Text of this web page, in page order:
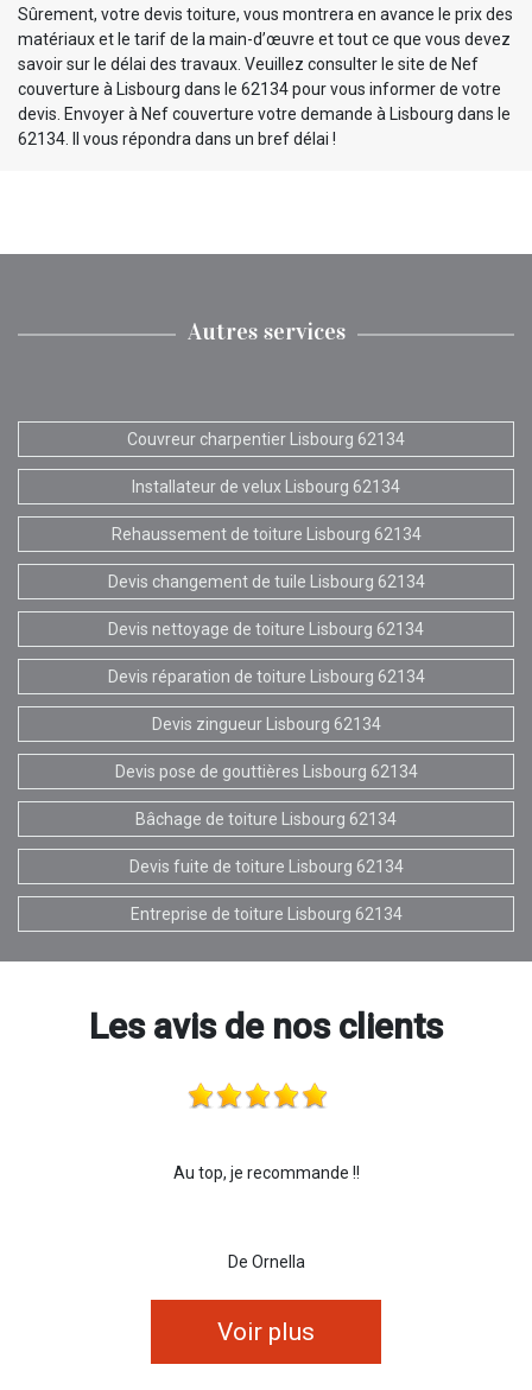
Sûrement, votre devis toiture, vous montrera en avance le prix des
matériaux et le tarif de la main-d’œuvre et tout ce que vous devez
savoir sur le délai des travaux. Veuillez consulter le site de Nef
couverture à Lisbourg dans le 62134 pour vous informer de votre
devis. Envoyer à Nef couverture votre demande à Lisbourg dans le
62134. Il vous répondra dans un bref délai !
Autres services
Couvreur charpentier Lisbourg 62134
Installateur de velux Lisbourg 62134
Rehaussement de toiture Lisbourg 62134
Devis changement de tuile Lisbourg 62134
Devis nettoyage de toiture Lisbourg 62134
Devis réparation de toiture Lisbourg 62134
Devis zingueur Lisbourg 62134
Devis pose de gouttières Lisbourg 62134
Bâchage de toiture Lisbourg 62134
Devis fuite de toiture Lisbourg 62134
Entreprise de toiture Lisbourg 62134
Les avis de nos clients
Au top, je recommande !!
De Ornella
Voir plus